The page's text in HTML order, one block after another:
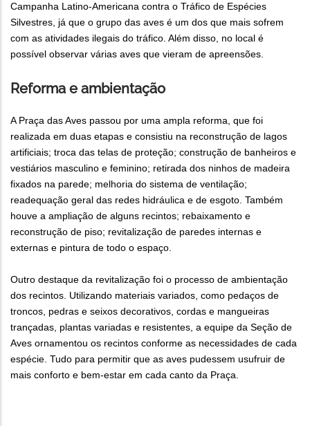
Campanha Latino-Americana contra o Tráfico de Espécies
Silvestres, já que o grupo das aves é um dos que mais sofrem
com as atividades ilegais do tráfico. Além disso, no local é
possível observar várias aves que vieram de apreensões.
Reforma e ambientação
A Praça das Aves passou por uma ampla reforma, que foi
realizada em duas etapas e consistiu na reconstrução de lagos
artificiais; troca das telas de proteção; construção de banheiros e
vestiários masculino e feminino; retirada dos ninhos de madeira
fixados na parede; melhoria do sistema de ventilação;
readequação geral das redes hidráulica e de esgoto. Também
houve a ampliação de alguns recintos; rebaixamento e
reconstrução de piso; revitalização de paredes internas e
externas e pintura de todo o espaço.
Outro destaque da revitalização foi o processo de ambientação
dos recintos. Utilizando materiais variados, como pedaços de
troncos, pedras e seixos decorativos, cordas e mangueiras
trançadas, plantas variadas e resistentes, a equipe da Seção de
Aves ornamentou os recintos conforme as necessidades de cada
espécie. Tudo para permitir que as aves pudessem usufruir de
mais conforto e bem-estar em cada canto da Praça.